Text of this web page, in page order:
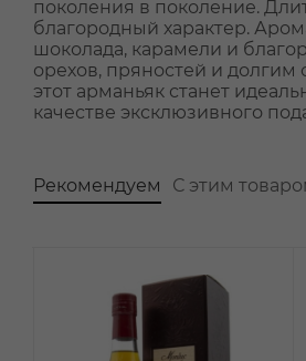
поколения в поколение.
благородный характер.
шоколада, карамели и
орехов, пряностей и
этот арманьяк станет
качестве эксклюзивного
Рекомендуем С этим